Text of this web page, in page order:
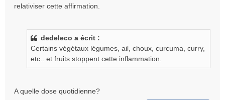
relativiser cette affirmation.
dedeleco a écrit :
Certains végétaux légumes, ail, choux, curcuma, curry,
etc.. et fruits stoppent cette inflammation.
A quelle dose quotidienne?